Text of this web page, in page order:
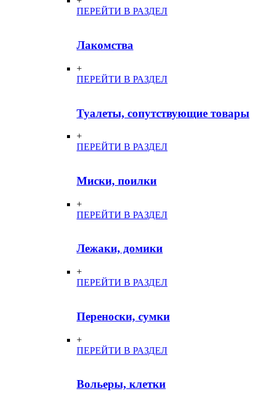
ПЕРЕЙТИ В РАЗДЕЛ
Лакомства
+
ПЕРЕЙТИ В РАЗДЕЛ
Туалеты, сопутствующие товары
+
ПЕРЕЙТИ В РАЗДЕЛ
Миски, поилки
+
ПЕРЕЙТИ В РАЗДЕЛ
Лежаки, домики
+
ПЕРЕЙТИ В РАЗДЕЛ
Переноски, сумки
+
ПЕРЕЙТИ В РАЗДЕЛ
Вольеры, клетки